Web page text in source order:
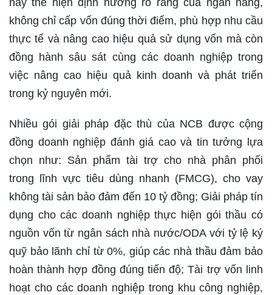
này thể hiện định hướng rõ ràng của ngân hàng,
không chỉ cấp vốn đúng thời điểm, phù hợp nhu cầu
thực tế và nâng cao hiệu quả sử dụng vốn mà còn
đồng hành sâu sát cùng các doanh nghiệp trong
việc nâng cao hiệu quả kinh doanh và phát triển
trong kỷ nguyên mới.
Nhiều gói giải pháp đặc thù của NCB được cộng
đồng doanh nghiệp đánh giá cao và tin tưởng lựa
chọn như: Sản phẩm tài trợ cho nhà phân phối
trong lĩnh vực tiêu dùng nhanh (FMCG), cho vay
không tài sản bảo đảm đến 10 tỷ đồng; Giải pháp tín
dụng cho các doanh nghiệp thực hiện gói thầu có
nguồn vốn từ ngân sách nhà nước/ODA với tỷ lệ ký
quỹ bảo lãnh chỉ từ 0%, giúp các nhà thầu đảm bảo
hoàn thành hợp đồng đúng tiến độ; Tài trợ vốn linh
hoạt cho các doanh nghiệp trong khu công nghiệp,